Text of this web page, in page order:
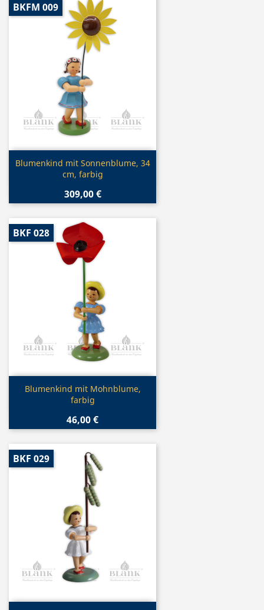
Vorschau
Blumenkind mit Sonnenblume, 34
cm, farbig
309,00 €
BKFM 009
Vorschau
Blumenkind mit Mohnblume,
farbig
46,00 €
BKF 028
BKF 029